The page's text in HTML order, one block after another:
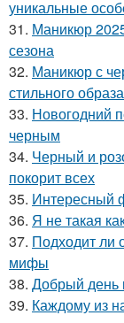
уникальные
31. Маникюр
сезона
32. Маникюр с
стильного образа
33. Новогодний
черным
34. Черный и
покорит всех
35. Интересный
36. Я не такая
37. Подходит ли
мифы
38. Добрый день
39. Каждому из